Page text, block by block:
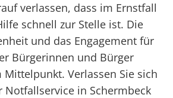
verlassen, dass im Ernstfall
schnell zur Stelle ist. Die
und das Engagement für
Bürgerinnen und Bürger
Verlassen Sie sich
Notfallservice in Schermbeck